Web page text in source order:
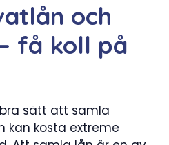
och
få koll på
sätt att samla
kan kosta extreme